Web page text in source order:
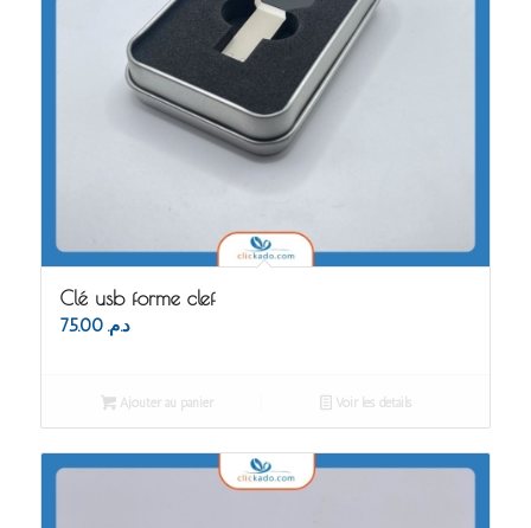
Clé usb forme clef
د.م. 75.00
Ajouter au panier Voir les détails